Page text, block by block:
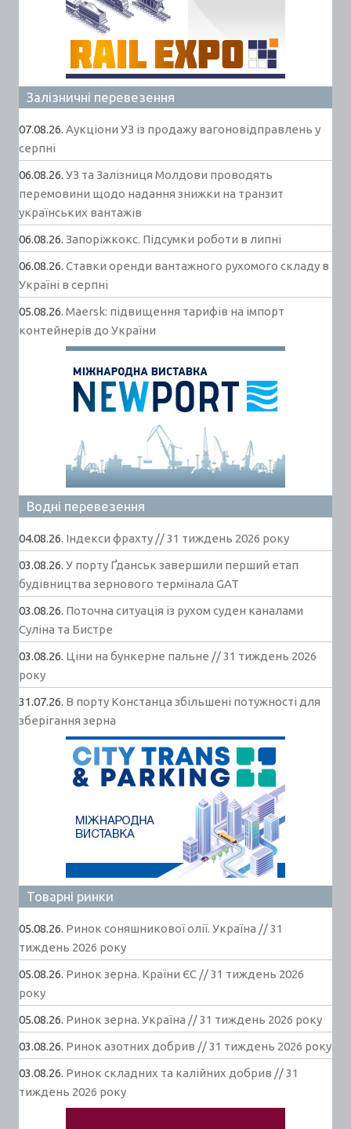
Залізничні перевезення
07.08.26. Аукціони УЗ із продажу вагоновідправлень у
серпні
06.08.26. УЗ та Залізниця Молдови проводять
перемовини щодо надання знижки на транзит
українських вантажів
06.08.26. Запоріжкокс. Підсумки роботи в липні
06.08.26. Ставки оренди вантажного рухомого складу в
Україні в серпні
05.08.26. Maersk: підвищення тарифів на імпорт
контейнерів до України
Водні перевезення
04.08.26. Індекси фрахту // 31 тиждень 2026 року
03.08.26. У порту Ґданськ завершили перший етап
будівництва зернового термінала GAT
03.08.26. Поточна ситуація із рухом суден каналами
Суліна та Бистре
03.08.26. Ціни на бункерне пальне // 31 тиждень 2026
року
31.07.26. В порту Констанца збільшені потужності для
зберігання зерна
Товарні ринки
05.08.26. Ринок соняшникової олії. Україна // 31
тиждень 2026 року
05.08.26. Ринок зерна. Країни ЄС // 31 тиждень 2026
року
05.08.26. Ринок зерна. Україна // 31 тиждень 2026 року
03.08.26. Ринок азотних добрив // 31 тиждень 2026 року
03.08.26. Ринок складних та калійних добрив // 31
тиждень 2026 року